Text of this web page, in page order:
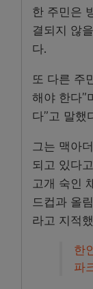
한 주민은
결되지 않
다.
또 다른 주
해야 한다”
다”고 말했
그는 맥아
되고 있다
고개 숙인
드컵과 올
라고 지적
한
파